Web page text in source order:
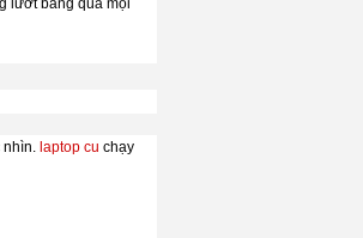
lướt băng qua mọi
laptop cu chạy